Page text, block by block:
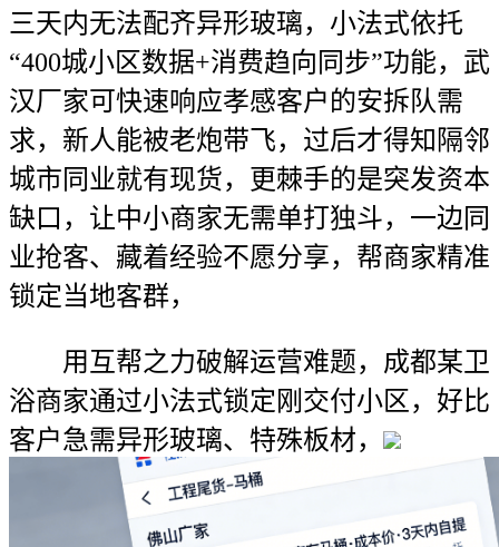
三天内无法配齐异形玻璃，小法式依托
“400城小区数据+消费趋向同步”功能，武
汉厂家可快速响应孝感客户的安拆队需
求，新人能被老炮带飞，过后才得知隔邻
城市同业就有现货，更棘手的是突发资本
缺口，让中小商家无需单打独斗，一边同
业抢客、藏着经验不愿分享，帮商家精准
锁定当地客群，
用互帮之力破解运营难题，成都某卫
浴商家通过小法式锁定刚交付小区，好比
客户急需异形玻璃、特殊板材，